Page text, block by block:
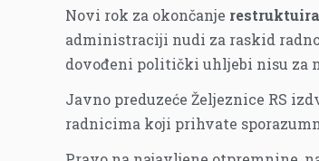
Novi rok za okončanje
administraciji nudi za raskid
dovođeni politički uhljebi nisu za
Javno preduzeće Željeznice RS
radnicima koji prihvate